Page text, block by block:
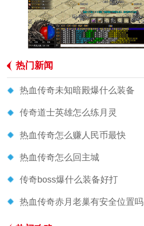
热门新闻
热血传奇未知暗殿爆什么装备
传奇道士英雄怎么练月灵
热血传奇怎么赚人民币最快
热血传奇怎么回主城
传奇boss爆什么装备好打
热血传奇赤月老巢有安全位置吗